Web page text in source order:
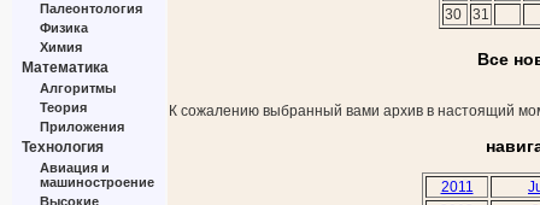
Палеонтология
Физика
Химия
Математика
Алгоритмы
Теория
Приложения
Технология
Авиация и
машиностроение
Высокие
30
31
Все
К сожалению выбранный вами архив в настоящий
2011